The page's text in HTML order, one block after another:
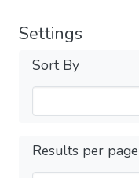
Settings
Sort By
Results per page